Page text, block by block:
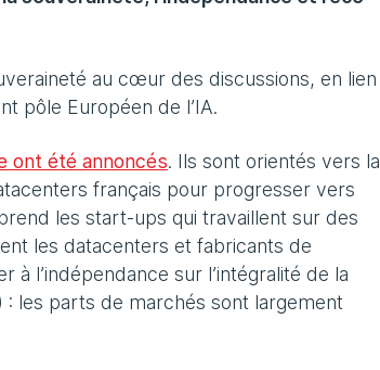
au cœur des discussions, en lien
pôle Européen de l’IA.
ont été annoncés. Ils sont orientés vers la
français pour progresser vers
les start-ups qui travaillent sur des
les datacenters et fabricants de
à l’indépendance sur l’intégralité de la
les parts de marchés sont largement